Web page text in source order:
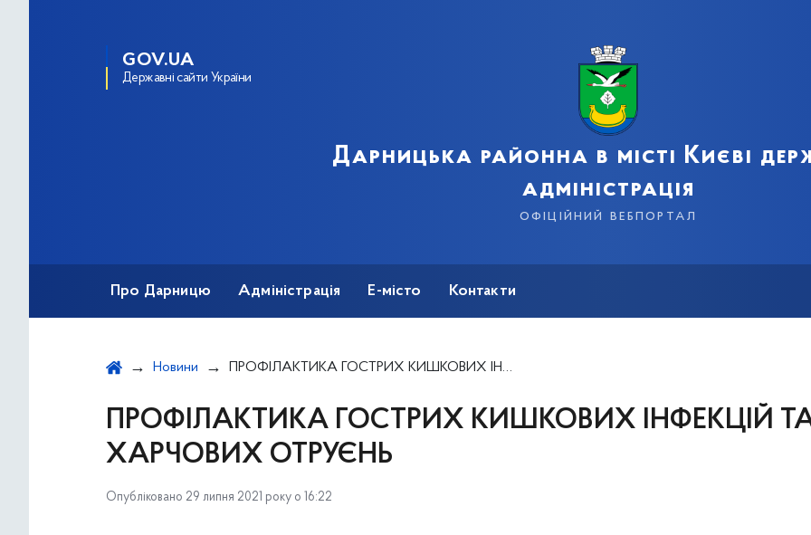
GOV.UA
Державні сайти України
Дарницька районна в місті Києві
адміністрація
офіційний вебпортал
Про Дарницю Адміністрація Е-місто Контакти
Новини ПРОФІЛАКТИКА ГОСТРИХ КИШКОВИХ ІНФЕКЦІЙ ТА ХАРЧОВИХ ОТРУЄНЬ
ПРОФІЛАКТИКА ГОСТРИХ КИШКОВИХ ІНФЕКЦІЙ
ХАРЧОВИХ ОТРУЄНЬ
Опубліковано 29 липня 2021 року о 16:22